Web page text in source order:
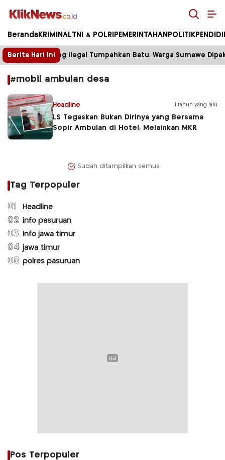
Kliknews.co.id
Beranda KRIMINAL TNI & POLRI PEMERINTAHAN POLITIK
Berita Hari Ini
Truk Tambang ilegal Tumpahkan Batu, Warga Sumawe
#mobil ambulan desa
Headline 1 tahun yang lalu
LS Tegaskan Bukan Dirinya yang Bersama
Sopir Ambulan di Hotel, Melainkan MKR
Sudah ditampilkan semua
Tag Terpopuler
01 Headline
02 info pasuruan
03 Info jawa timur
04 jawa timur
05 polres pasuruan
Pos Terpopuler